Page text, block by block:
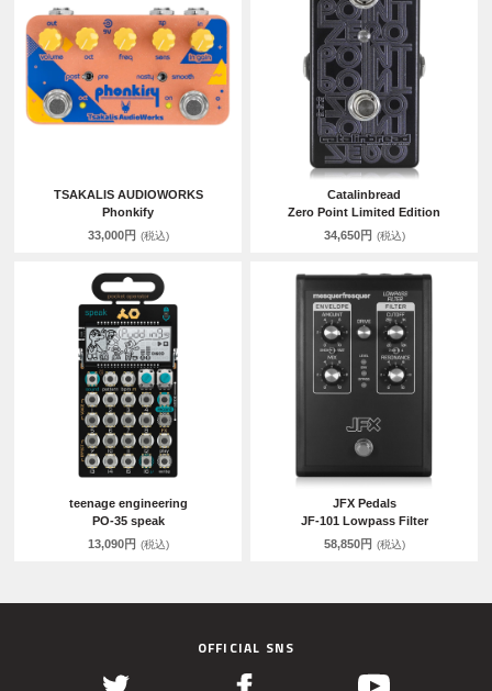
TSAKALIS AUDIOWORKS
Phonkify
33,000円 (税込)
Catalinbread
Zero Point Limited Edition
34,650円 (税込)
teenage engineering
PO-35 speak
13,090円 (税込)
JFX Pedals
JF-101 Lowpass Filter
58,850円 (税込)
OFFICIAL SNS